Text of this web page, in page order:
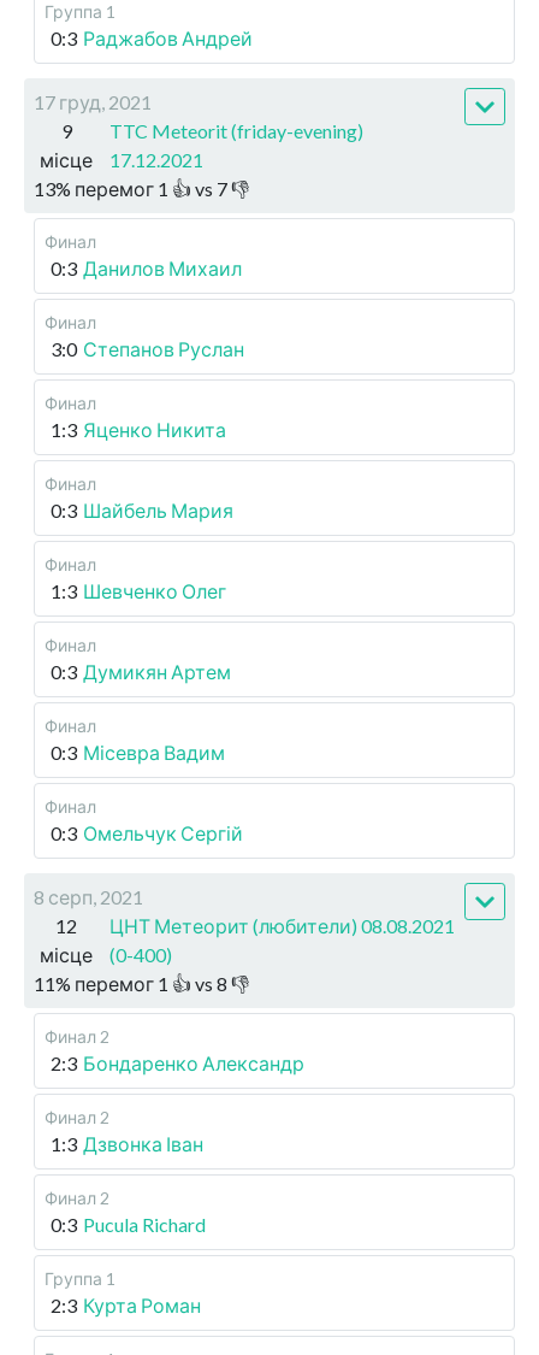
Группа 1
0:3 Раджабов Андрей
17 груд, 2021
9
місце
TTC Meteorit (friday-evening)
17.12.2021
13% перемог 1 👍 vs 7👎
Финал
0:3 Данилов Михаил
Финал
3:0 Степанов Руслан
Финал
1:3 Яценко Никита
Финал
0:3 Шайбель Мария
Финал
1:3 Шевченко Олег
Финал
0:3 Думикян Артем
Финал
0:3 Місевра Вадим
Финал
0:3 Омельчук Сергій
8 серп, 2021
12
місце
ЦНТ Метеорит (любители) 08.08.2021
(0-400)
11% перемог 1 👍 vs 8 👎
Финал 2
2:3 Бондаренко Александр
Финал 2
1:3 Дзвонка Іван
Финал 2
0:3 Pucula Richard
Группа 1
2:3 Курта Роман